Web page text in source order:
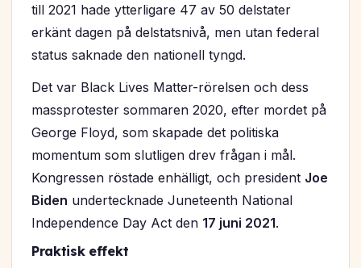
till 2021 hade ytterligare 47 av 50 delstater
erkänt dagen på delstatsnivå, men utan federal
status saknade den nationell tyngd.
Det var Black Lives Matter-rörelsen och dess
massprotester sommaren 2020, efter mordet på
George Floyd, som skapade det politiska
momentum som slutligen drev frågan i mål.
Kongressen röstade enhälligt, och president Joe
Biden undertecknade Juneteenth National
Independence Day Act den 17 juni 2021.
Praktisk effekt